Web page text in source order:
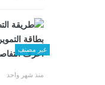
غير مصنف
منذ شهر واحد